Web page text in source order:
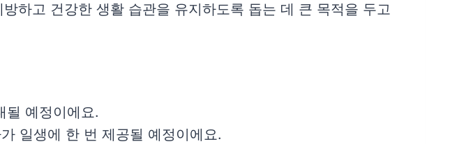
하고 건강한 생활 습관을 유지하도록 돕는 데 큰 목적을 두고
될 예정이에요.
일생에 한 번 제공될 예정이에요.